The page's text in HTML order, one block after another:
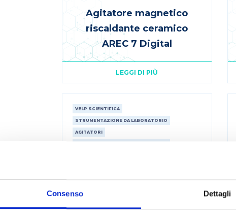
Consenso Dettagli
Agitatore magnetico
riscaldante ceramico
AREC 7 Digital
LEGGI DI PIÙ
VELP SCIENTIFICA
STRUMENTAZIONE DA LABORATORIO
AGITATORI